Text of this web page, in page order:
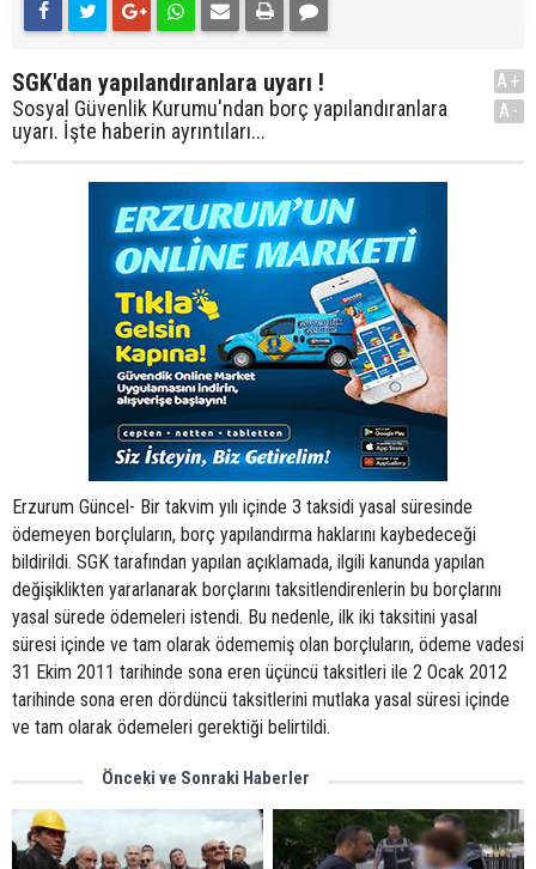
SGK'dan yapılandıranlara uyarı !
Sosyal Güvenlik Kurumu'ndan borç yapılandıranlara
uyarı. İşte haberin ayrıntıları...
A+
A-
Erzurum Güncel- Bir takvim yılı içinde 3 taksidi yasal süresinde
ödemeyen borçluların, borç yapılandırma haklarını kaybedeceği
bildirildi. SGK tarafından yapılan açıklamada, ilgili kanunda yapılan
değişiklikten yararlanarak borçlarını taksitlendirenlerin bu borçlarını
yasal sürede ödemeleri istendi. Bu nedenle, ilk iki taksitini yasal
süresi içinde ve tam olarak ödememiş olan borçluların, ödeme vadesi
31 Ekim 2011 tarihinde sona eren üçüncü taksitleri ile 2 Ocak 2012
tarihinde sona eren dördüncü taksitlerini mutlaka yasal süresi içinde
ve tam olarak ödemeleri gerektiği belirtildi.
Önceki ve Sonraki Haberler